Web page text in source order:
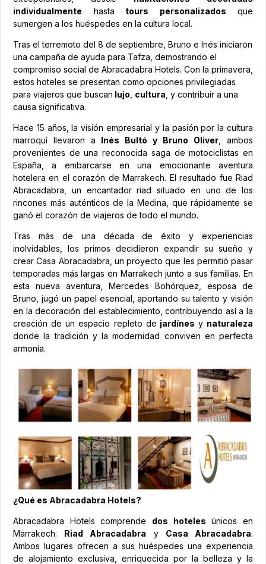
individualmente hasta tours personalizados que
sumergen a los huéspedes en la cultura local.
Tras el terremoto del 8 de septiembre, Bruno e Inés iniciaron
una campaña de ayuda para Tafza, demostrando el
compromiso social de Abracadabra Hotels. Con la primavera,
estos hoteles se presentan como opciones privilegiadas
para viajeros que buscan lujo cultura , y contribuir a una
causa significativa.
Hace 15 años, la visión empresarial y la pasión por la cultura
marroquí llevaron a Inés Bultó y Bruno Oliver , ambos
provenientes de una reconocida saga de motociclistas en
España, a embarcarse en una emocionante aventura
hotelera en el corazón de Marrakech. El resultado fue Riad
Abracadabra, un encantador riad situado en uno de los
rincones más auténticos de la Medina, que rápidamente se
ganó el corazón de viajeros de todo el mundo.
Tras más de una década de éxito y experiencias
inolvidables, los primos decidieron expandir su sueño y
crear Casa Abracadabra, un proyecto que les permitió pasar
temporadas más largas en Marrakech junto a sus familias. En
esta nueva aventura, Mercedes Bohórquez, esposa de
Bruno, jugó un papel esencial, aportando su talento y visión
en la decoración del establecimiento, contribuyendo así a la
creación de un espacio repleto de jardínes y naturaleza
donde la tradición y la modernidad conviven en perfecta
armonía.
¿Qué es Abracadabra Hotels?
Abracadabra Hotels comprende dos hoteles únicos en
Marrakech: Riad Abracadabra y Casa Abracadabra.
Ambos lugares ofrecen a sus huéspedes una experiencia
de alojamiento exclusiva, enriquecida por la belleza y la